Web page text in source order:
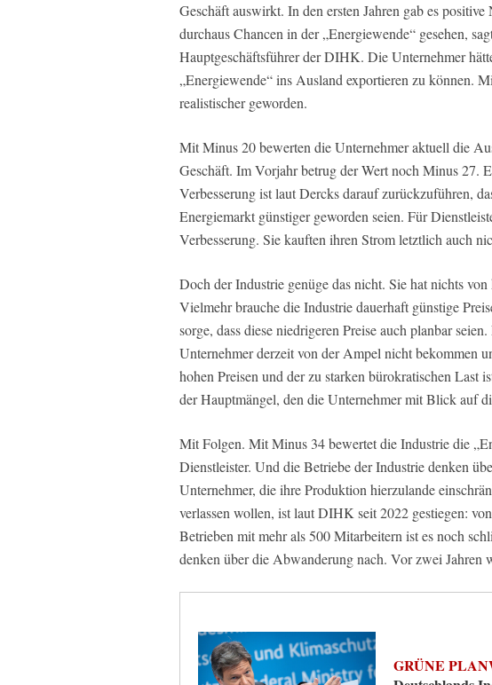
Geschäft auswirkt. In den ersten Jahren gab es
durchaus Chancen in der „Energiewende“ gesehen,
Hauptgeschäftsführer der DIHK. Die Unternehmer
„Energiewende“ ins Ausland exportieren zu können.
realistischer geworden.
Mit Minus 20 bewerten die Unternehmer aktuell die
Geschäft. Im Vorjahr betrug der Wert noch Minus 27.
Verbesserung ist laut Dercks darauf zurückzuführen,
Energiemarkt günstiger geworden seien. Für
Verbesserung. Sie kauften ihren Strom letztlich auch
Doch der Industrie genüge das nicht. Sie hat nichts
Vielmehr brauche die Industrie dauerhaft günstige
sorge, dass diese niedrigeren Preise auch planbar
Unternehmer derzeit von der Ampel nicht bekommen
hohen Preisen und der zu starken bürokratischen Last
der Hauptmängel, den die Unternehmer mit Blick auf
Mit Folgen. Mit Minus 34 bewertet die Industrie die
Dienstleister. Und die Betriebe der Industrie denken
Unternehmer, die ihre Produktion hierzulande
verlassen wollen, ist laut DIHK seit 2022 gestiegen:
Betrieben mit mehr als 500 Mitarbeitern ist es noch
denken über die Abwanderung nach. Vor zwei Jahren
GRÜNE